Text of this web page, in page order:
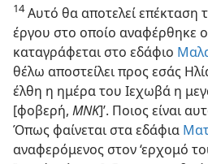
14Αυτό θα αποτελεί επέκταση
έργου στο οποίο αναφέρθηκε
καταγράφεται στο εδάφιο
θέλω αποστείλει προς εσάς
έλθη η ημέρα του Ιεχωβά η
[φοβερή, ΜΝΚ]’. Ποιος είναι
Όπως φαίνεται στα εδάφια
αναφερόμενος στον ‘ερχομό